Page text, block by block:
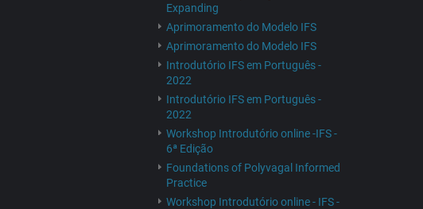
Expanding
Aprimoramento do Modelo IFS
Aprimoramento do Modelo IFS
Introdutório IFS em Português -
2022
Introdutório IFS em Português -
2022
Workshop Introdutório online -IFS -
6ª Edição
Foundations of Polyvagal Informed
Practice
Workshop Introdutório online - IFS -